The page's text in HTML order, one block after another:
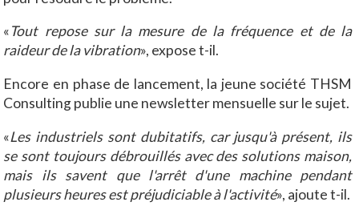
«Tout repose sur la mesure de la fréquence et de la
raideur de la vibration», expose t-il.
Encore en phase de lancement, la jeune société THSM
Consulting publie une newsletter mensuelle sur le sujet.
«Les industriels sont dubitatifs, car jusqu'à présent, ils
se sont toujours débrouillés avec des solutions maison,
mais ils savent que l'arrêt d'une machine pendant
plusieurs heures est préjudiciable à l'activité», ajoute t-il.